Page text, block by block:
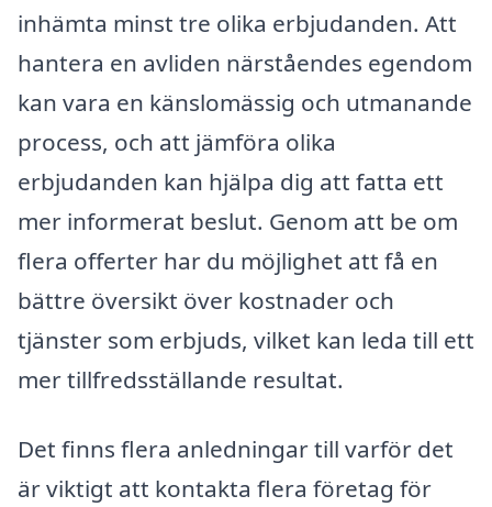
inhämta minst tre olika erbjudanden. Att
hantera en avliden närståendes egendom
kan vara en känslomässig och utmanande
process, och att jämföra olika
erbjudanden kan hjälpa dig att fatta ett
mer informerat beslut. Genom att be om
flera offerter har du möjlighet att få en
bättre översikt över kostnader och
tjänster som erbjuds, vilket kan leda till ett
mer tillfredsställande resultat.
Det finns flera anledningar till varför det
är viktigt att kontakta flera företag för